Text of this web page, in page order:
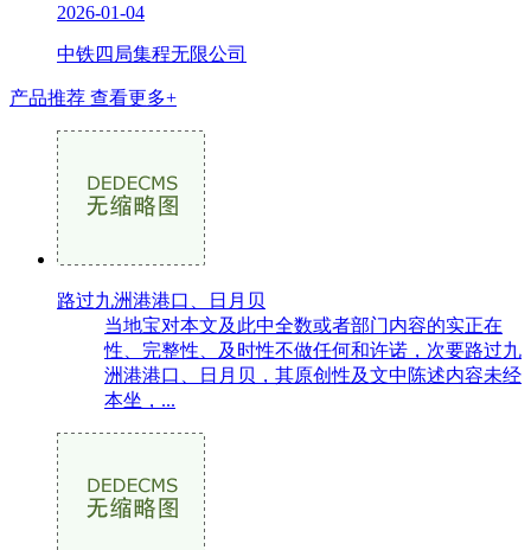
2026-01-04
中铁四局集程无限公司
产品推荐 查看更多+
路过九洲港港口、日月贝
当地宝对本文及此中全数或者部门内容的实正在
性、完整性、及时性不做任何和许诺，次要路过九
洲港港口、日月贝，其原创性及文中陈述内容未经
本坐，...